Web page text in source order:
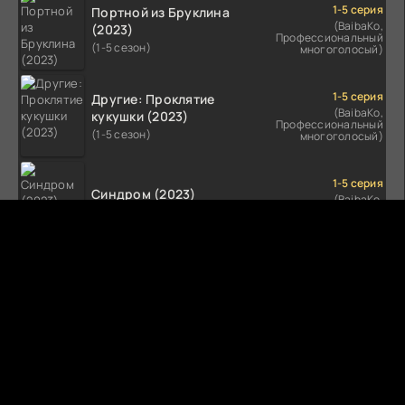
Портной из Бруклина
(2023)
(1-5 сезон)
1-5 серия
(BaibaKo,
Профессиональный
многоголосый)
Другие: Проклятие
кукушки (2023)
(1-5 сезон)
1-5 серия
(BaibaKo,
Профессиональный
многоголосый)
Синдром (2023)
1-5 серия
(BaibaKo,